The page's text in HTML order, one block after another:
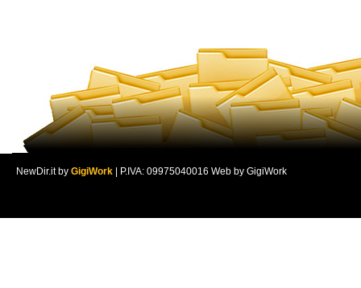
NewDir.it by GigiWork | P.IVA: 09975040016 Web by GigiWork